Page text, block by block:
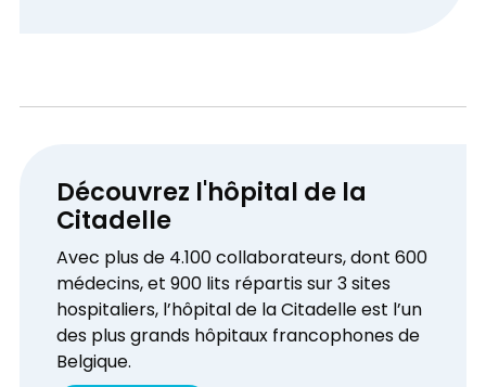
Découvrez l'hôpital de la
Citadelle
Avec plus de 4.100 collaborateurs, dont 600
médecins, et 900 lits répartis sur 3 sites
hospitaliers, l’hôpital de la Citadelle est l’un
des plus grands hôpitaux francophones de
Belgique.